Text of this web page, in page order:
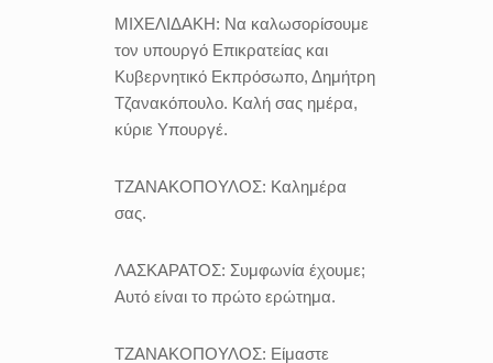
ΜΙΧΕΛΙΔΑΚΗ: Να καλωσορίσουμε
τον υπουργό Επικρατείας και
Κυβερνητικό Εκπρόσωπο, Δημήτρη
Τζανακόπουλο. Καλή σας ημέρα,
κύριε Υπουργέ.
ΤΖΑΝΑΚΟΠΟΥΛΟΣ: Καλημέρα
σας.
ΛΑΣΚΑΡΑΤΟΣ: Συμφωνία έχουμε;
Αυτό είναι το πρώτο ερώτημα.
ΤΖΑΝΑΚΟΠΟΥΛΟΣ: Είμαστε